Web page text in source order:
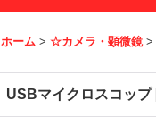
ホーム > ☆カメラ・顕微鏡 >
USBマイクロスコップ